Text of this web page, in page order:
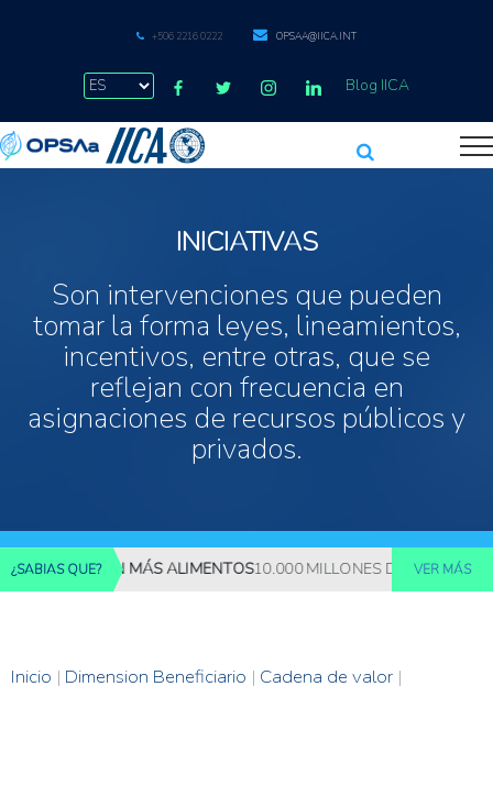
+506 2216 0222 OPSAA@IICA.INT
Blog IICA
INICIATIVAS
Son intervenciones que pueden
tomar la forma leyes, lineamientos,
incentivos, entre otras, que se
reflejan con frecuencia en
asignaciones de recursos públicos y
privados.
¿SABIAS QUE?MÁS ALIMENTOS10.000 MILLONES DE PERSONAS
VER MÁS
Inicio | Dimension Beneficiario | Cadena de valor |